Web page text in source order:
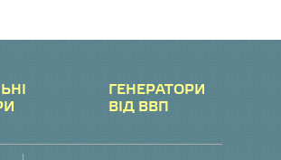
ГЕНЕРАТОРИ
ВІД ВВП